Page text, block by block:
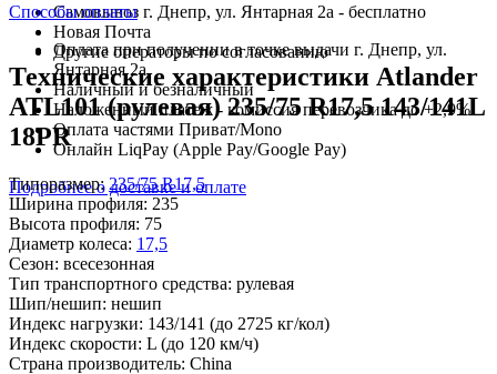
Самовывоз г. Днепр, ул. Янтарная 2а - бесплатно
Новая Почта
Другие операторы по согласованию
Способы оплаты
Оплата при получении в точке выдачи г. Днепр, ул.
Янтарная 2а
Наличный и безналичный
Наложенный платеж - комиссия перевозчика до +2,9%
Оплата частями Приват/Mono
Онлайн LiqPay (Apple Pay/Google Pay)
Подробнее о доставке и оплате
Технические характеристики Atlander
ATL101 (рулевая) 235/75 R17,5 143/141L
18PR
Типоразмер: 235/75 R17,5
Ширина профиля: 235
Высота профиля: 75
Диаметр колеса: 17,5
Сезон: всесезонная
Тип транспортного средства: рулевая
Шип/нешип: нешип
Индекс нагрузки: 143/141 (до 2725 кг/кол)
Индекс скорости: L (до 120 км/ч)
Страна производитель: China